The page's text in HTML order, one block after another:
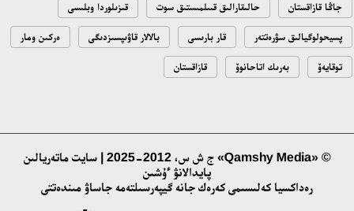
التىن وردا تاريحىن وقىتۋدىڭ يننوۆاسيالىق تاسىلدەرى ەنگىزىلەدى
10:28، 15 شىلدە 2026
«تازا قازاقستان» اياسىندا شالكودەدە 7 تونناعا جۋىق قوقىس
جينالدى: رايىمبەك اۋدانىنداعى ەتنوفەستيۆال ەكولوگيالىق
جاڭا قازاقستان حالىقارالىق قىىلمىستىق سوت قىزىلوردا وبلىسى
پسيحولوگيالىق سۋرەتتەر قار بارىسى بالالار قاۋىپسىزدىگى ەركىن ومار
توقايەۆ بەرىك اتاحانوۆ قازاقستان
© «Qamshy Media» ج ش س، 2012-2025 | سايت ماتەريالىن
پايدالانۋ ءۇشىن
رەداكسيا كەلىسىمى كەرەك جانە گيپەرسىلتەمە جاساۋ مىندەتتى